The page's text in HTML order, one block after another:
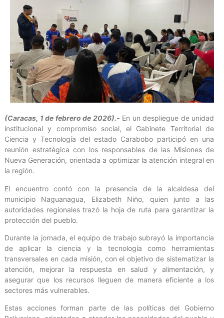
(Caracas, 1 de febrero de 2026).- En un despliegue de unidad
institucional y compromiso social, el Gabinete Territorial de
Ciencia y Tecnología del estado Carabobo participó en una
reunión estratégica con los responsables de las Misiones de
Nueva Generación, orientada a optimizar la atención integral en
la región.
El encuentro contó con la presencia de la alcaldesa del
municipio Naguanagua, Elizabeth Niño, quien junto a las
autoridades regionales trazó la hoja de ruta para garantizar la
protección del pueblo.
Durante la jornada, el equipo de trabajo subrayó la importancia
de aplicar la ciencia y la tecnología como herramientas
transversales en cada misión, con el objetivo de sistematizar la
atención, mejorar la respuesta en salud y alimentación, y
asegurar que los recursos lleguen de manera eficiente a los
sectores más vulnerables.
Estas acciones forman parte de las políticas del Gobierno